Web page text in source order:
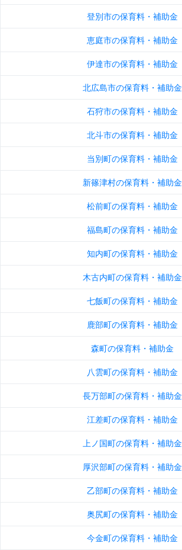
登別市の保育料・補助金
恵庭市の保育料・補助金
伊達市の保育料・補助金
北広島市の保育料・補助金
石狩市の保育料・補助金
北斗市の保育料・補助金
当別町の保育料・補助金
新篠津村の保育料・補助金
松前町の保育料・補助金
福島町の保育料・補助金
知内町の保育料・補助金
木古内町の保育料・補助金
七飯町の保育料・補助金
鹿部町の保育料・補助金
森町の保育料・補助金
八雲町の保育料・補助金
長万部町の保育料・補助金
江差町の保育料・補助金
上ノ国町の保育料・補助金
厚沢部町の保育料・補助金
乙部町の保育料・補助金
奥尻町の保育料・補助金
今金町の保育料・補助金